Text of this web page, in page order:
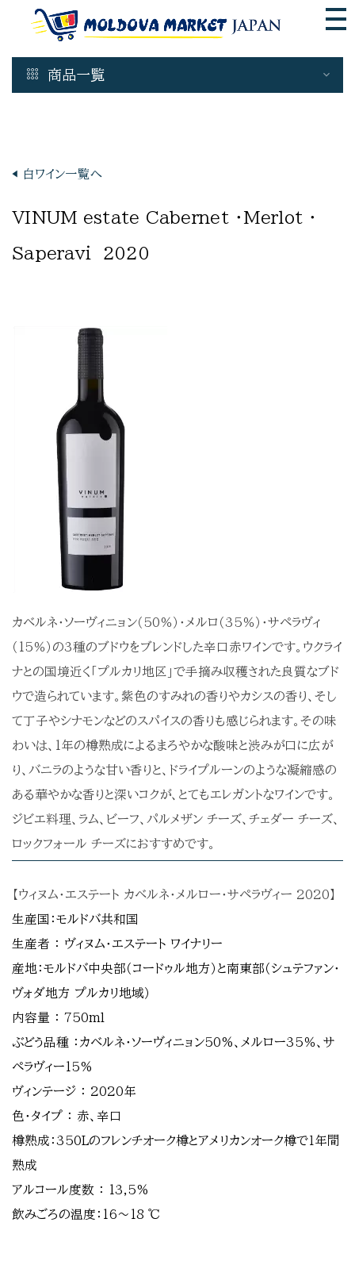
商品一覧
モルドバ スパークリングワイン
蒸留酒
非加熱 はちみつ
無添加 ジャム
無添加 野菜瓶詰食品
オーガニックオイル
ワインギフト（セット）
蜂蜜 ギフトセット
ジャム ギフトセット
オーガニックオイル ギフトセット
その他
◀︎ 白ワイン一覧へ
VINUM estate Cabernet ・Merlot ・
Saperavi 2020
カベルネ・ソーヴィニョン（50％）・メルロ（35％）・サペラヴィ
（15％）の3種のブドウをブレンドした辛口赤ワインです。ウクライ
ナとの国境近く「プルカリ地区」で手摘み収穫された良質なブド
ウで造られています。紫色のすみれの香りやカシスの香り、そし
て丁子やシナモンなどのスパイスの香りも感じられます。その味
わいは、1年の樽熟成によるまろやかな酸味と渋みが口に広が
り、バニラのような甘い香りと、ドライプルーンのような凝縮感の
ある華やかな香りと深いコクが、とてもエレガントなワインです。
ジビエ料理、ラム、ビーフ、パルメザン チーズ、チェダー チーズ、
ロックフォール チーズにおすすめです。
【ウィヌム・エステート カベルネ・メルロー・サペラヴィー 2020】
生産国：モルドバ共和国
生産者 ： ヴィヌム・エステート ワイナリー
産地：モルドバ中央部（コードゥル地方）と南東部（シュテファン・
ヴォダ地方 プルカリ地域）
内容量 ： 750ml
ぶどう品種 ：カベルネ・ソーヴィニョン50%、メルロー35％、サ
ペラヴィー15%
ヴィンテージ ： 2020年
色・タイプ ： 赤、辛口
樽熟成：350Lのフレンチオーク樽とアメリカンオーク樽で１年間
熟成
アルコール度数 ： 13,5%
飲みごろの温度：16〜18 ℃